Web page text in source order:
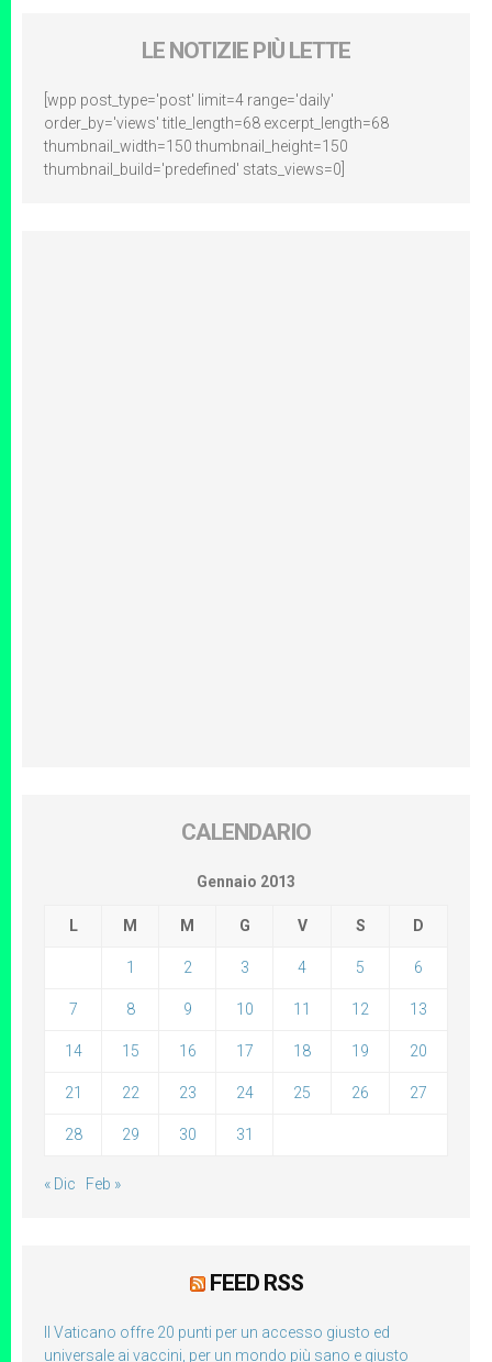
LE NOTIZIE PIÙ LETTE
[wpp post_type='post' limit=4 range='daily'
order_by='views' title_length=68 excerpt_length=68
thumbnail_width=150 thumbnail_height=150
thumbnail_build='predefined' stats_views=0]
CALENDARIO
Gennaio 2013
L M M G V S D
1 2 3 4 5 6
7 8 9 10 11 12 13
14 15 16 17 18 19 20
21 22 23 24 25 26 27
28 29 30 31
« Dic Feb »
FEED RSS
Il Vaticano offre 20 punti per un accesso giusto ed
universale ai vaccini, per un mondo più sano e giusto